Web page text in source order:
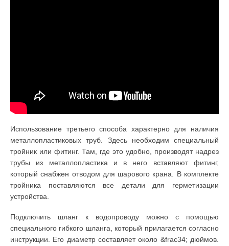
Использование третьего способа характерно для наличия
металлопластиковых труб. Здесь необходим специальный
тройник или фитинг. Там, где это удобно, производят надрез
трубы из металлопластика и в него вставляют фитинг,
который снабжен отводом для шарового крана. В комплекте
тройника поставляются все детали для герметизации
устройства.
Подключить шланг к водопроводу можно с помощью
специального гибкого шланга, который прилагается согласно
инструкции. Его диаметр составляет около &frac34; дюймов.